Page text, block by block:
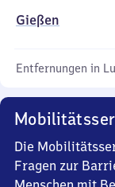
Gießen
Entfernungen in
Die
Fragen zur